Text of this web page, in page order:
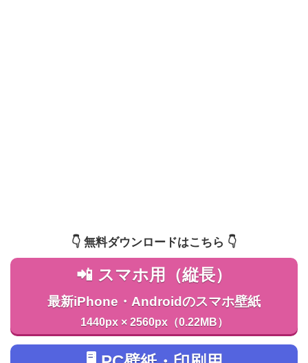
👇️ 無料ダウンロードはこちら 👇️
📲 スマホ用（縦長）
最新iPhone・Androidのスマホ壁紙
1440px × 2560px（0.22MB）